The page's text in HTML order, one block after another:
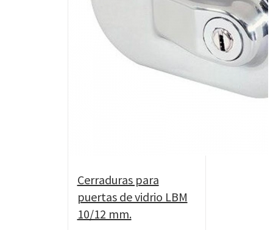
Cerraduras para
puertas de vidrio LBM
10/12 mm.